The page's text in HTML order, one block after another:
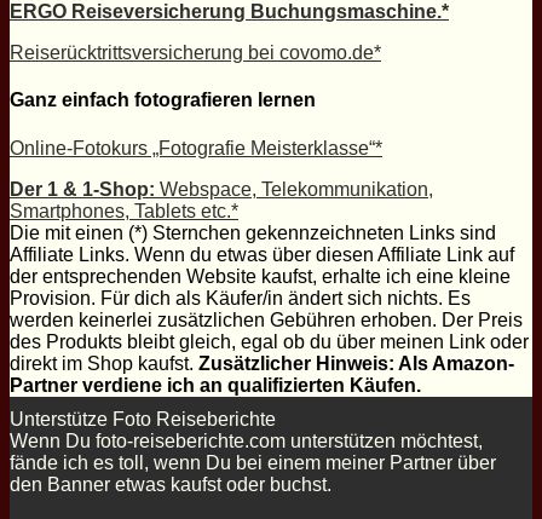
ERGO Reiseversicherung Buchungsmaschine.*
Reiserücktrittsversicherung bei covomo.de*
Ganz einfach fotografieren lernen
Online-Fotokurs „Fotografie Meisterklasse“*
Der 1 & 1-Shop: Webspace, Telekommunikation,
Smartphones, Tablets etc.*
Die mit einen (*) Sternchen gekennzeichneten Links sind
Affiliate Links. Wenn du etwas über diesen Affiliate Link auf
der entsprechenden Website kaufst, erhalte ich eine kleine
Provision. Für dich als Käufer/in ändert sich nichts. Es
werden keinerlei zusätzlichen Gebühren erhoben. Der Preis
des Produkts bleibt gleich, egal ob du über meinen Link oder
direkt im Shop kaufst. Zusätzlicher Hinweis: Als Amazon-
Partner verdiene ich an qualifizierten Käufen.
Unterstütze Foto Reiseberichte
Wenn Du foto-reiseberichte.com unterstützen möchtest,
fände ich es toll, wenn Du bei einem meiner Partner über
den Banner etwas kaufst oder buchst.